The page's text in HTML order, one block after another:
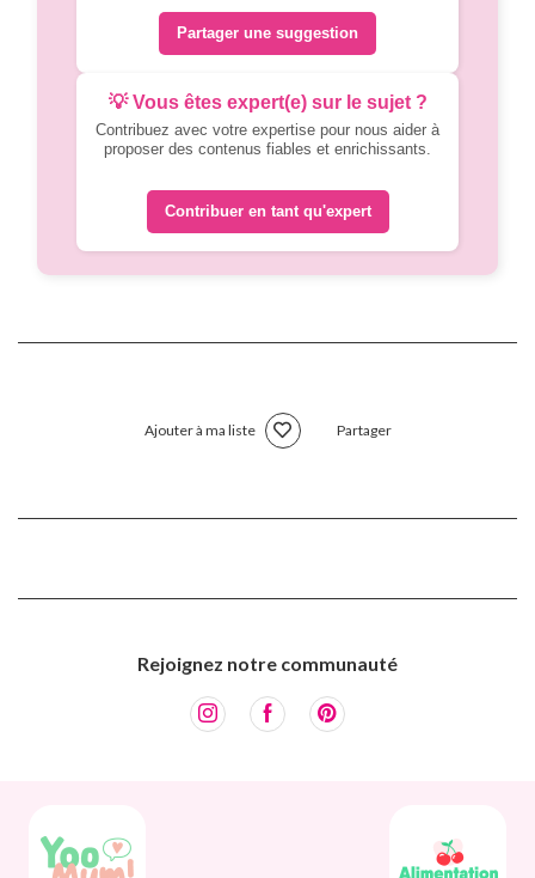
Partager une suggestion
💡 Vous êtes expert(e) sur le sujet ?
Contribuez avec votre expertise pour nous aider à
proposer des contenus fiables et enrichissants.
Contribuer en tant qu'expert
Ajouter à ma liste Partager
Rejoignez notre communauté